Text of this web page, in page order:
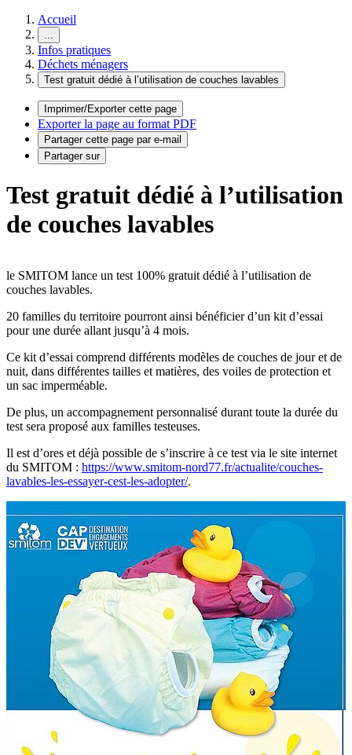
Accueil
...
Infos pratiques
Déchets ménagers
Test gratuit dédié à l’utilisation de couches lavables
Imprimer/Exporter cette page
Exporter la page au format PDF
Partager cette page par e-mail
Partager sur
Test gratuit dédié à l’utilisation
de couches lavables
le SMITOM lance un test 100% gratuit dédié à l’utilisation de
couches lavables.
20 familles du territoire pourront ainsi bénéficier d’un kit d’essai
pour une durée allant jusqu’à 4 mois.
Ce kit d’essai comprend différents modèles de couches de jour et de
nuit, dans différentes tailles et matières, des voiles de protection et
un sac imperméable.
De plus, un accompagnement personnalisé durant toute la durée du
test sera proposé aux familles testeuses.
Il est d’ores et déjà possible de s’inscrire à ce test via le site internet
du SMITOM : https://www.smitom-nord77.fr/actualite/couches-
lavables-les-essayer-cest-les-adopter/.